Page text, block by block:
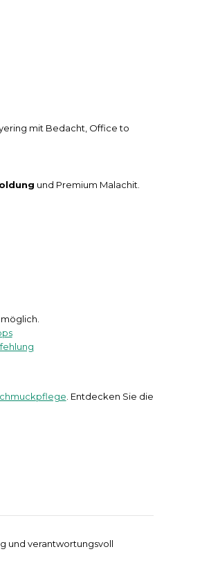
mit Bedacht, Office to
und Premium Malachit.
. Entdecken Sie die
und verantwortungsvoll